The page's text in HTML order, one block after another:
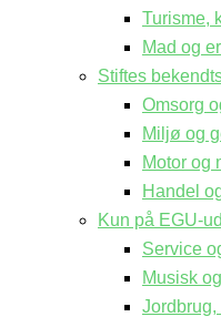
Turisme,
Mad og
Stiftes
Omsorg
Miljø og
Motor og
Handel
Kun på EGU-
Service
Musisk
Jordbrug,